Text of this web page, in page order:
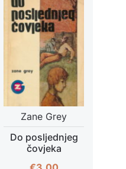
Zane Grey
Do posljednjeg
čovjeka